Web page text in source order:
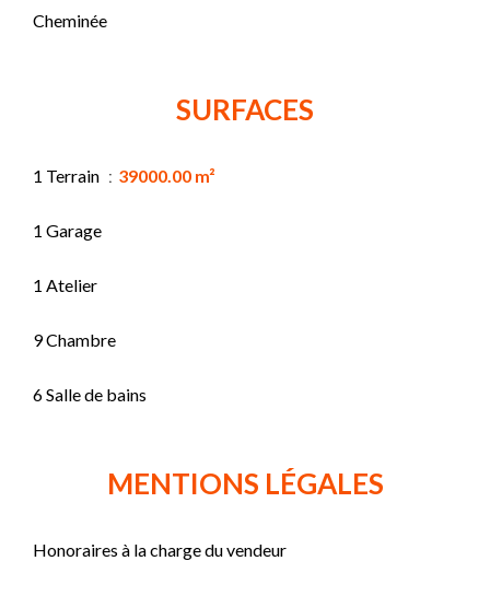
Cheminée
SURFACES
1 Terrain 39000.00 m²
1 Garage
1 Atelier
9 Chambre
6 Salle de bains
MENTIONS LÉGALES
Honoraires à la charge du vendeur